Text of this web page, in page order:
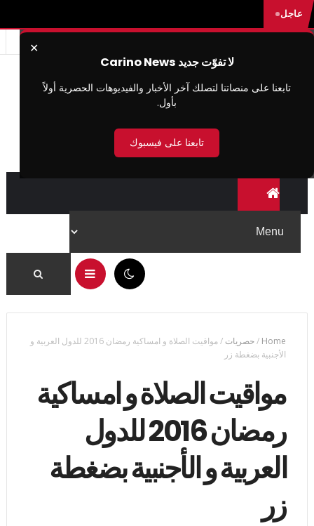
عاجل
✕
لا تفوّت جديد Carino News
تابعنا على منصاتنا لتصلك آخر الأخبار والفيديوهات الحصرية أولاً
بأول.
تابعنا على فيسبوك
Home
/حصريات /
مواقيت الصلاة و امساكية رمضان 2016 للدول العربية و
الأجنبية بضغطة زر
مواقيت الصلاة و امساكية
رمضان 2016 للدول
العربية و الأجنبية بضغطة
زر